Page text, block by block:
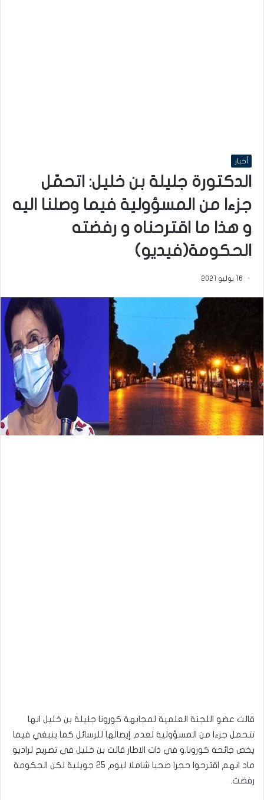
أخبار
الدكتورة جليلة بن خليل: اتحمّل
جزءا من المسؤولية فيما وصلنا اليه
و هذا ما اقترحناه و رفضته
الحكومة(فيديو)
16 يوليو 2021
قالت عضو اللجنة العلمية لمجابهة كورونا جليلة بن خليل انها
تتحمل جزءا من المسؤولية لعدم إيصالها للرسائل كما ينبغي فيما
يخص جائحة كورونا.و في ذات الاطار قالت بن خليل في تصريح لراديو
ماد انهم اقترحوا حجرا صحيا شاملا ليوم 25 جويلية لكن الجكومة
رفضت.